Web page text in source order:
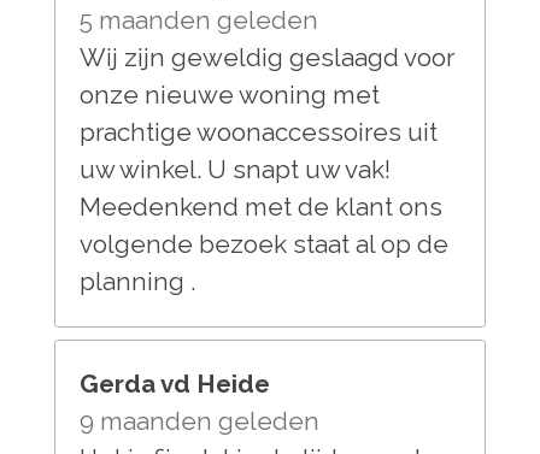
5 maanden geleden
Wij zijn geweldig geslaagd voor
onze nieuwe woning met
prachtige woonaccessoires uit
uw winkel. U snapt uw vak!
Meedenkend met de klant ons
volgende bezoek staat al op de
planning .
Gerda vd Heide
9 maanden geleden